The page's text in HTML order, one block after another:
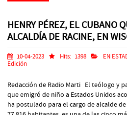
HENRY PÉREZ, EL CUBANO
ALCALDÍA DE RACINE, EN
10-04-2023 Hits: 1398 EN
Edición
Redacción de Radio Marti El teólogo y
que emigró de niño a Estados Unidos
ha postulado para el cargo de alcalde